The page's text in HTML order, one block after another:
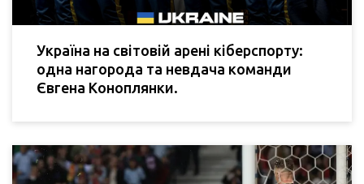
Україна на світовій арені кіберспорту:
одна нагорода та невдача команди
Євгена Коноплянки.